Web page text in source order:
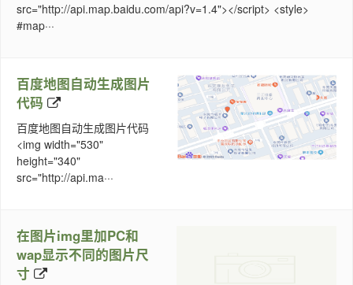
src="http://api.map.baidu.com/api?v=1.4"></script> <style>
#map···
百度地图自动生成图片
代码
百度地图自动生成图片代码
<img width="530"
height="340"
src="http://api.ma···
在图片img里加PC和
wap显示不同的图片尺
寸